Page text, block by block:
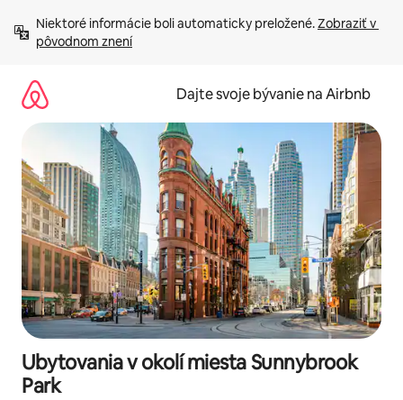
obsah.
Niektoré informácie boli automaticky preložené. Zobraziť v
pôvodnom znení
Dajte svoje bývanie na Airbnb
Ubytovania v okolí miesta Sunnybrook
Park